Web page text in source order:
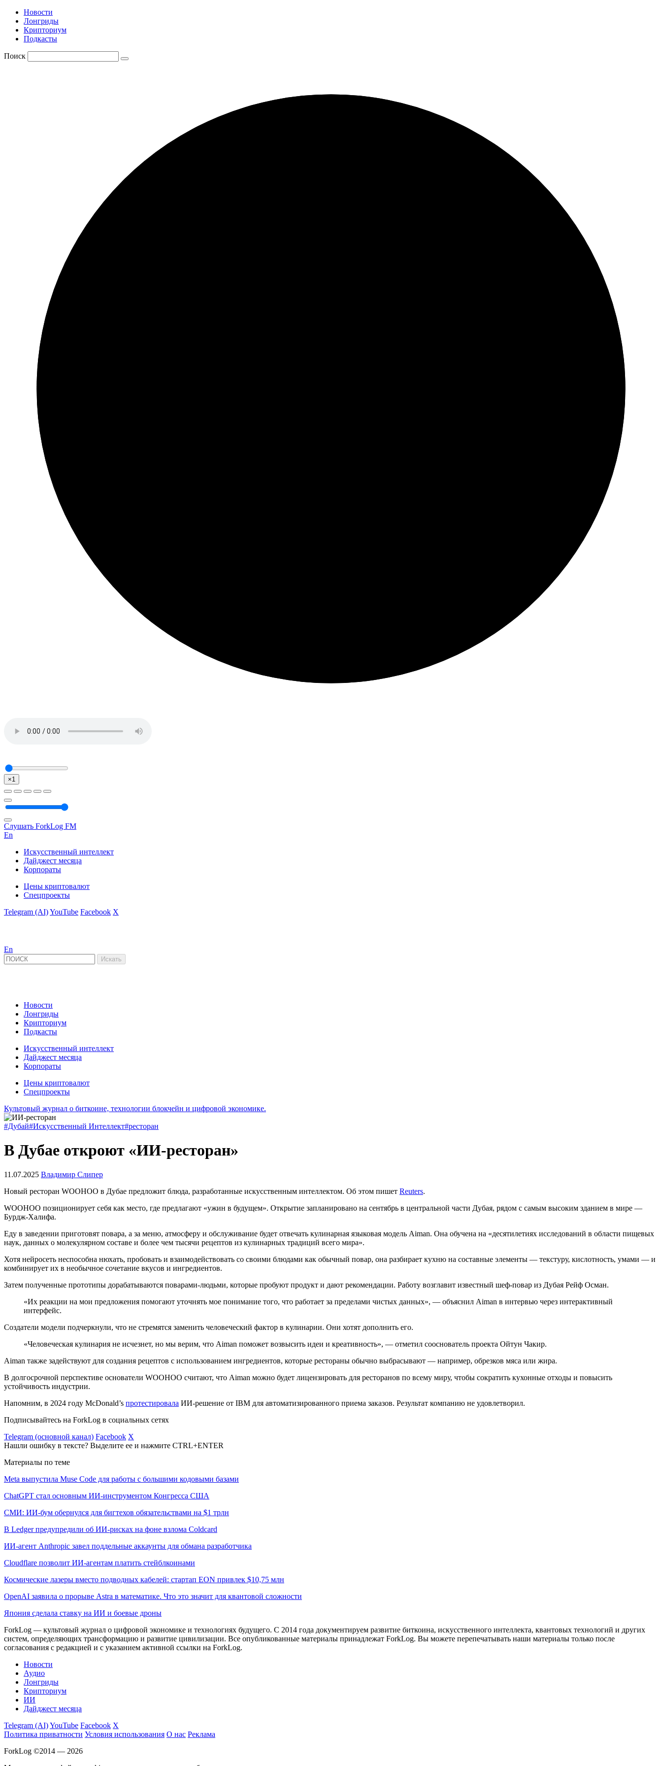
Новости
Лонгриды
Крипториум
Подкасты
Поиск
×1
Слушать ForkLog FM
En
Искусственный интеллект
Дайджест месяца
Корпораты
Цены криптовалют
Спецпроекты
Telegram (AI)YouTube Facebook X
En
Новости
Лонгриды
Крипториум
Подкасты
Искусственный интеллект
Дайджест месяца
Корпораты
Цены криптовалют
Спецпроекты
Культовый журнал о биткоине, технологии блокчейн и цифровой экономике.
#Дубай#Искусственный Интеллект#ресторан
В Дубае откроют «ИИ-ресторан»
11.07.2025 Владимир Слипер
Новый ресторан WOOHOO в Дубае предложит блюда, разработанные искусственным интеллектом. Об этом пишет Reuters.
WOOHOO позиционирует себя как место, где предлагают «ужин в будущем». Открытие запланировано на сентябрь в центральной части Дубая, рядом с самым высоким зданием в мире —
Бурдж-Халифа.
Еду в заведении приготовят повара, а за меню, атмосферу и обслуживание будет отвечать кулинарная языковая модель Aiman. Она обучена на «десятилетиях исследований в области пищевых
наук, данных о молекулярном составе и более чем тысячи рецептов из кулинарных традиций всего мира».
Хотя нейросеть неспособна нюхать, пробовать и взаимодействовать со своими блюдами как обычный повар, она разбирает кухню на составные элементы — текстуру, кислотность, умами — и
комбинирует их в необычное сочетание вкусов и ингредиентов.
Затем полученные прототипы дорабатываются поварами-людьми, которые пробуют продукт и дают рекомендации. Работу возглавит известный шеф-повар из Дубая Рейф Осман.
«Их реакции на мои предложения помогают уточнять мое понимание того, что работает за пределами чистых данных», — объяснил Aiman в интервью через интерактивный
интерфейс.
Создатели модели подчеркнули, что не стремятся заменить человеческий фактор в кулинарии. Они хотят дополнить его.
«Человеческая кулинария не исчезнет, но мы верим, что Aiman поможет возвысить идеи и креативность», — отметил сооснователь проекта Ойтун Чакир.
Aiman также задействуют для создания рецептов с использованием ингредиентов, которые рестораны обычно выбрасывают — например, обрезков мяса или жира.
В долгосрочной перспективе основатели WOOHOO считают, что Aiman можно будет лицензировать для ресторанов по всему миру, чтобы сократить кухонные отходы и повысить
устойчивость индустрии.
Напомним, в 2024 году McDonald’s протестировала ИИ-решение от IBM для автоматизированного приема заказов. Результат компанию не удовлетворил.
Подписывайтесь на ForkLog в социальных сетях
Telegram (основной канал) Facebook X
Нашли ошибку в тексте? Выделите ее и нажмите CTRL+ENTER
Материалы по теме
Meta выпустила Muse Code для работы с большими кодовыми базами
ChatGPT стал основным ИИ-инструментом Конгресса США
СМИ: ИИ-бум обернулся для бигтехов обязательствами на $1 трлн
В Ledger предупредили об ИИ-рисках на фоне взлома Coldcard
ИИ-агент Anthropic завел поддельные аккаунты для обмана разработчика
Cloudflare позволит ИИ-агентам платить стейблкоинами
Космические лазеры вместо подводных кабелей: стартап EON привлек $10,75 млн
OpenAI заявила о прорыве Astra в математике. Что это значит для квантовой сложности
Япония сделала ставку на ИИ и боевые дроны
ForkLog — культовый журнал о цифровой экономике и технологиях будущего. С 2014 года документируем развитие биткоина, искусственного интеллекта, квантовых технологий и других
систем, определяющих трансформацию и развитие цивилизации. Все опубликованные материалы принадлежат ForkLog. Вы можете перепечатывать наши материалы только после
согласования с редакцией и с указанием активной ссылки на ForkLog.
Новости
Аудио
Лонгриды
Крипториум
ИИ
Дайджест месяца
Telegram (AI)YouTube Facebook X
Политика приватности Условия использования О нас Реклама
ForkLog ©2014 — 2026